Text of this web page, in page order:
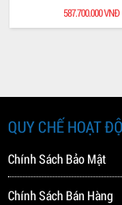
GRAND PIANO
621.000.000 VNĐ
587.700.000 VNĐ
QUY CHẾ HOẠT
Chính Sách Bảo Mật
Chính Sách Bán Hàng